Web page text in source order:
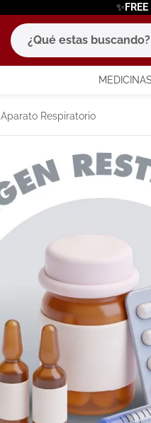
¿Qué estas buscando?
MEDICINAS
Aparato Respiratorio
términos más
1. eucerin
3. bioderma
7.
. roche posay
9. megacistin
10 pañales